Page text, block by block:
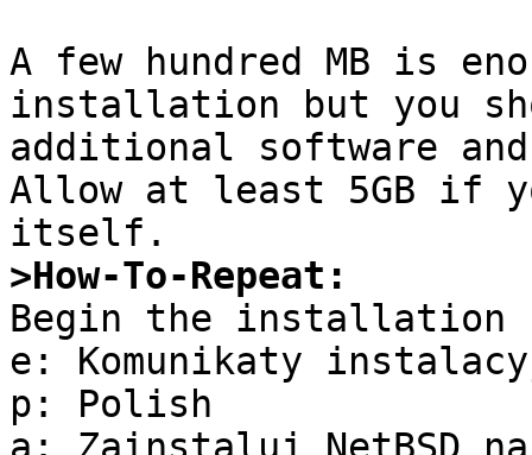
A few hundred MB is
installation but you
additional software
Allow at least 5GB if
>How-To-Repeat:
Begin the installation
e: Komunikaty
p: Polish